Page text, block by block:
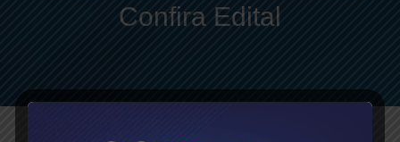
Confira Edital